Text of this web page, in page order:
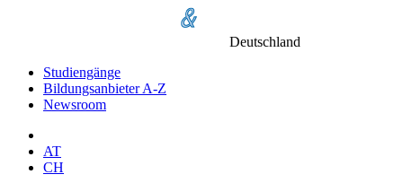
Deutschland
Studiengänge
Bildungsanbieter A-Z
Newsroom
AT
CH